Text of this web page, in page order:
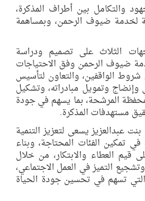
والتكامل بين أطراف المذكرة،
لخدمة ضيوف الرحمن، وبمساهمة
الثلاث على تصميم ودراسة
ضيوف الرحمن وفق الاحتياجات
شروط الواقفين، والتعاون لتأسيس
وإنضاج وتمويل مبادراته، وتشكيل
المرشحة، بما يسهم في جودة
مستهدفات المذكرة.
عبدالعزيز يسعى لتعزيز التنمية
في تمكين الفئات المحتاجة، وبناء
العطاء والابتكار، من خلال
التميز في العمل الاجتماعي،
التي تسهم في تحسين جودة الحياة